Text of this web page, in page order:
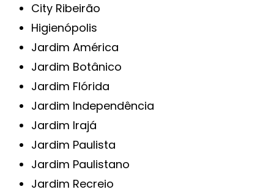
City Ribeirão
Higienópolis
Jardim América
Jardim Botânico
Jardim Flórida
Jardim Independência
Jardim Irajá
Jardim Paulista
Jardim Paulistano
Jardim Recreio